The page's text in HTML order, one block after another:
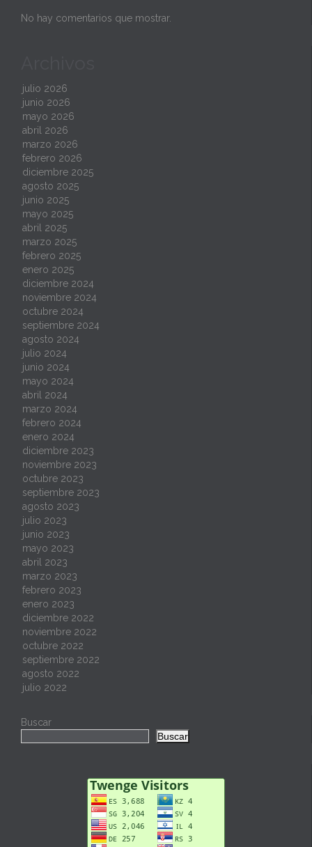
No hay comentarios que mostrar.
julio 2026
junio 2026
mayo 2026
abril 2026
marzo 2026
febrero 2026
diciembre 2025
agosto 2025
junio 2025
mayo 2025
abril 2025
marzo 2025
febrero 2025
enero 2025
diciembre 2024
noviembre 2024
octubre 2024
septiembre 2024
agosto 2024
julio 2024
junio 2024
mayo 2024
abril 2024
marzo 2024
febrero 2024
enero 2024
diciembre 2023
noviembre 2023
octubre 2023
septiembre 2023
agosto 2023
julio 2023
junio 2023
mayo 2023
abril 2023
marzo 2023
febrero 2023
enero 2023
diciembre 2022
noviembre 2022
octubre 2022
septiembre 2022
agosto 2022
julio 2022
Buscar
Buscar